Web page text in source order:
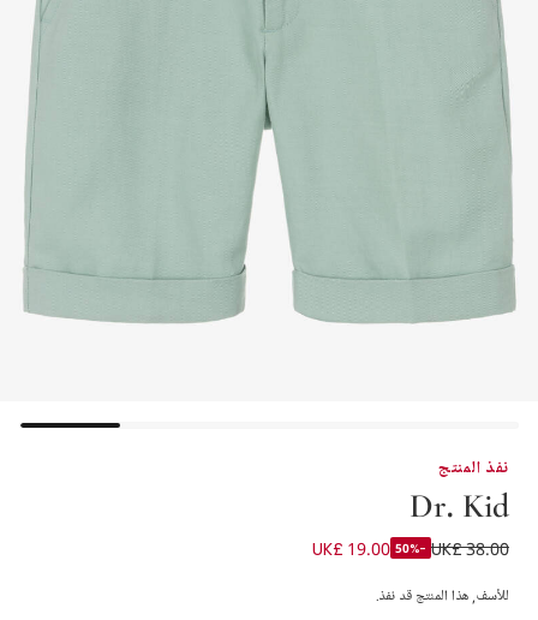
نفذ المنتج
Dr. Kid
شورت تشينو كتان وقطن لون أخضر فاتح للأولاد
UK£ 38.00
-50%
UK£ 19.00
للأسف, هذا المنتج قد نفذ.